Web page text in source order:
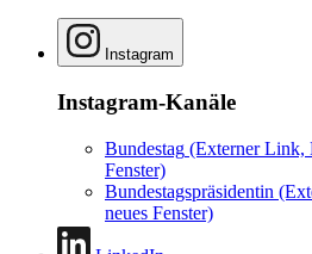
Instagram
Instagram-Kanäle
Bundestag (Externer Link,
Fenster)
Bundestagspräsidentin
neues Fenster)